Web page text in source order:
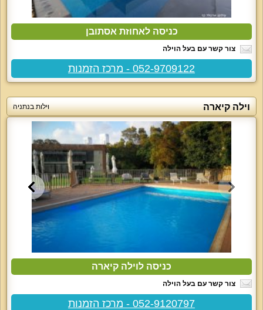
כניסה לאחוזת אסתובן
צור קשר עם בעל הוילה
052-9709122 - מרכז הזמנות
וילה קיארה וילות בנתניה
כניסה לוילה קיארה
צור קשר עם בעל הוילה
052-9120797 - מרכז הזמנות